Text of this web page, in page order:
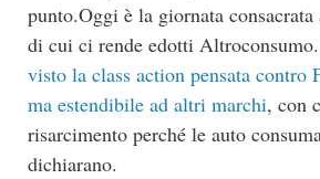
punto.Oggi è la giornata
di cui ci rende edotti Altroconsumo.
visto la class action pensata contro
ma estendibile ad altri marchi, con
risarcimento perché le auto
dichiarano.